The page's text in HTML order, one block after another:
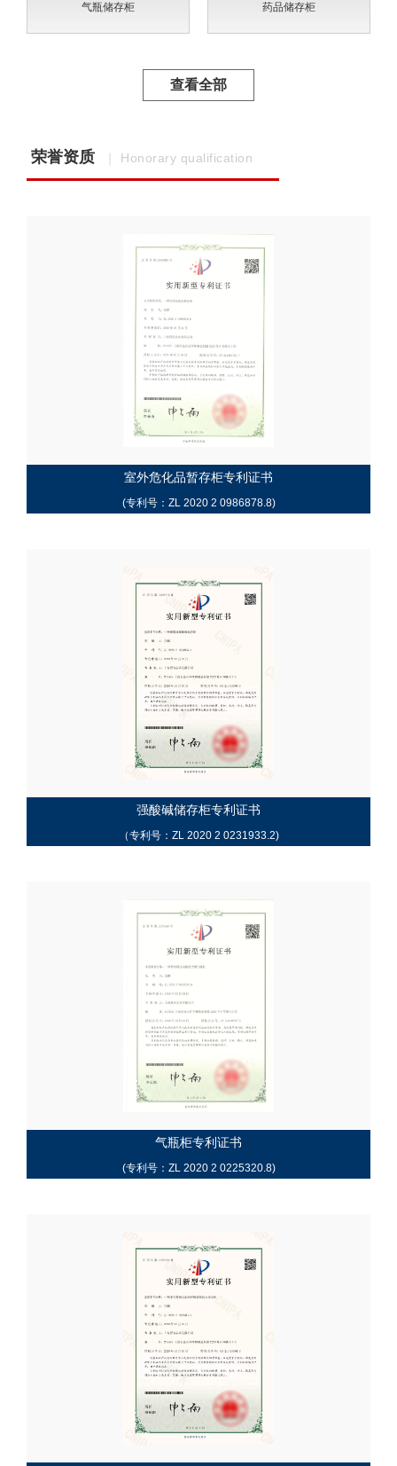
气瓶储存柜 药品储存柜
查看全部
荣誉资质 ｜ Honorary qualification
室外危化品暂存柜专利证书
(专利号：ZL 2020 2 0986878.8)
强酸碱储存柜专利证书
（专利号：ZL 2020 2 0231933.2)
气瓶柜专利证书
(专利号：ZL 2020 2 0225320.8)